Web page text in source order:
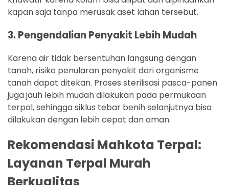
kapan saja tanpa merusak aset lahan tersebut.
3. Pengendalian Penyakit Lebih Mudah
Karena air tidak bersentuhan langsung dengan
tanah, risiko penularan penyakit dari organisme
tanah dapat ditekan. Proses sterilisasi pasca-panen
juga jauh lebih mudah dilakukan pada permukaan
terpal, sehingga siklus tebar benih selanjutnya bisa
dilakukan dengan lebih cepat dan aman.
Rekomendasi Mahkota Terpal:
Layanan Terpal Murah